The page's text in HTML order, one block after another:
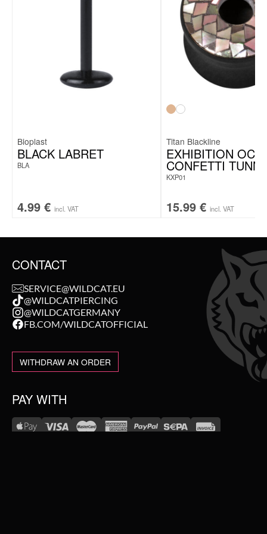
Bioplast
BLACK LABRET
BLA
4.99 € incl. VAT
Titan Blackline
EXHIBITION
CONFETTI
KXP01
15.99 € incl. VAT
CONTACT
SERVICE@WILDCAT.EU
@WILDCATPIERCING
@WILDCATGERMANY
FB.COM/WILDCATOFFICIAL
WITHDRAW AN ORDER
PAY WITH